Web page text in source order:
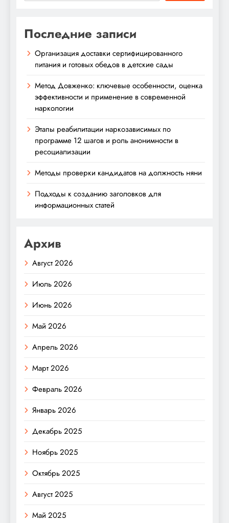
Последние записи
Организация доставки сертифицированного
питания и готовых обедов в детские сады
Метод Довженко: ключевые особенности, оценка
эффективности и применение в современной
наркологии
Этапы реабилитации наркозависимых по
программе 12 шагов и роль анонимности в
ресоциализации
Методы проверки кандидатов на должность няни
Подходы к созданию заголовков для
информационных статей
Архив
Август 2026
Июль 2026
Июнь 2026
Май 2026
Апрель 2026
Март 2026
Февраль 2026
Январь 2026
Декабрь 2025
Ноябрь 2025
Октябрь 2025
Август 2025
Май 2025